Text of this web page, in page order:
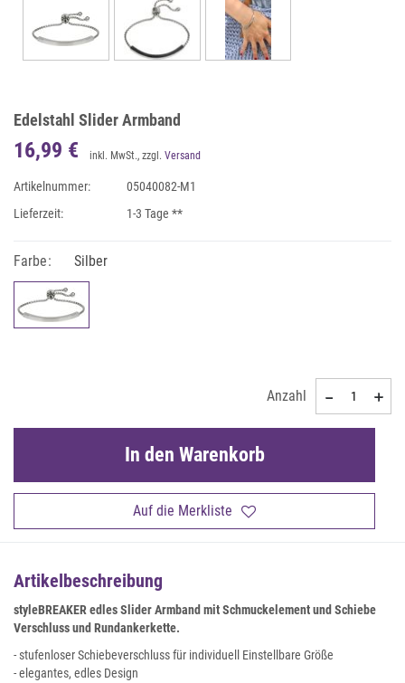
Edelstahl Slider Armband
16,99 € inkl. MwSt., zzgl. Versand
Artikelnummer:
05040082-M1
Lieferzeit:
1-3 Tage **
Farbe: Silber
Anzahl
Auf die Merkliste
In den Warenkorb
Artikelbeschreibung
styleBREAKER edles Slider Armband mit Schmuckelement und Schiebe
Verschluss und Rundankerkette.
- stufenloser Schiebeverschluss für individuell Einstellbare Größe
- elegantes, edles Design